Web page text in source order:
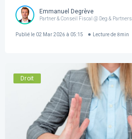
Emmanuel Degrève
Partner & Conseil Fiscal @ Deg & Partners
Publié le 02 Mar 2026 à 05:15 Lecture de 8min
Droit